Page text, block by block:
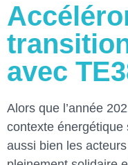
avec
Alors que l’année
contexte
aussi bien les